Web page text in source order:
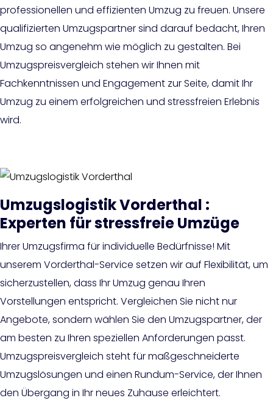
professionellen und effizienten Umzug zu freuen. Unsere
qualifizierten Umzugspartner sind darauf bedacht, Ihren
Umzug so angenehm wie möglich zu gestalten. Bei
Umzugspreisvergleich stehen wir Ihnen mit
Fachkenntnissen und Engagement zur Seite, damit Ihr
Umzug zu einem erfolgreichen und stressfreien Erlebnis
wird.
Umzugslogistik Vorderthal :
Experten für stressfreie Umzüge
Ihrer Umzugsfirma für individuelle Bedürfnisse! Mit
unserem Vorderthal-Service setzen wir auf Flexibilität, um
sicherzustellen, dass Ihr Umzug genau Ihren
Vorstellungen entspricht. Vergleichen Sie nicht nur
Angebote, sondern wählen Sie den Umzugspartner, der
am besten zu Ihren speziellen Anforderungen passt.
Umzugspreisvergleich steht für maßgeschneiderte
Umzugslösungen und einen Rundum-Service, der Ihnen
den Übergang in Ihr neues Zuhause erleichtert.